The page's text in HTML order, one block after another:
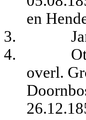
en
3.
4.
overl.